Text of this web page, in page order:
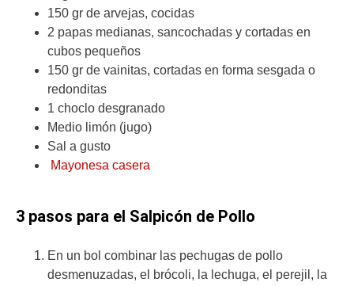
150 gr de arvejas, cocidas
2 papas medianas, sancochadas y cortadas en
cubos pequeños
150 gr de vainitas, cortadas en forma sesgada o
redonditas
1 choclo desgranado
Medio limón (jugo)
Sal a gusto
Mayonesa casera
3 pasos para el Salpicón de Pollo
En un bol combinar las pechugas de pollo
desmenuzadas, el brócoli, la lechuga, el perejil, la